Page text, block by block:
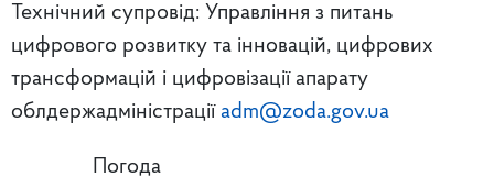
Технічний супровід: Управління з питань
цифрового розвитку та інновацій, цифрових
трансформацій і цифровізації апарату
облдержадміністрації adm@zoda.gov.ua
Погода